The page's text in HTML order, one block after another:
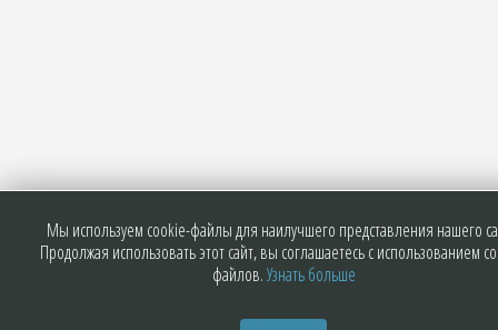
Мы используем cookie-файлы для наилучшего представления нашего
Продолжая использовать этот сайт, вы соглашаетесь с использованием
файлов.Узнать больше